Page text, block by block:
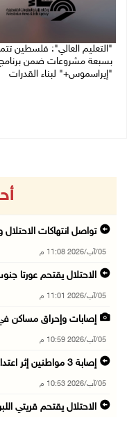
"التعليم العالي": فلسطين
بسبعة مشروعات ضمن
"إيراسموس+" لبناء القدرات
تواصل انتهاكات
05/آب/2026 11:08 م
الاحتلال يقتحم عورتا
05/آب/2026 11:01 م
إصابات وإحراق مساكن
05/آب/2026 10:59 م
إصابة 3 مواطنين إثر اعتداء مستعمرين عليهم في ...
05/آب/2026 10:53 م
الاحتلال يقتحم قريتي